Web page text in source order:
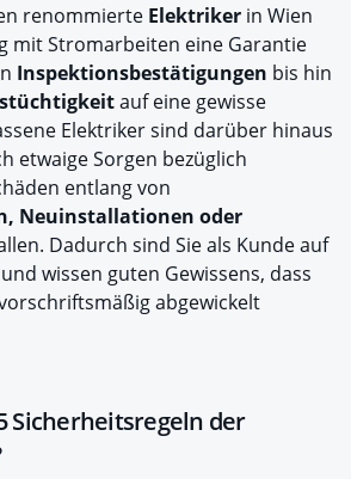
renommierte Elektriker in Wien
mit Stromarbeiten eine Garantie
Inspektionsbestätigungen bis hin
auf eine gewisse
Elektriker sind darüber hinaus
etwaige Sorgen bezüglich
entlang von
Neuinstallationen oder
Dadurch sind Sie als Kunde auf
wissen guten Gewissens, dass
abgewickelt
Sicherheitsregeln der